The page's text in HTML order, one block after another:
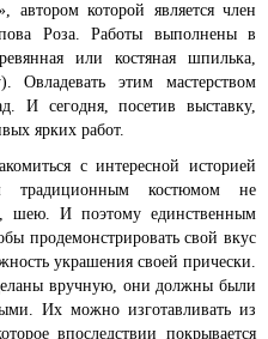
автором которой является член
Роза. Работы выполнены в
или костяная шпилька,
Овладевать этим мастерством
И сегодня, посетив выставку,
ярких работ.
с интересной историей
традиционным костюмом не
шею. И поэтому единственным
продемонстрировать свой вкус
украшения своей прически.
вручную, они должны были
Их можно изготавливать из
впоследствии покрывается